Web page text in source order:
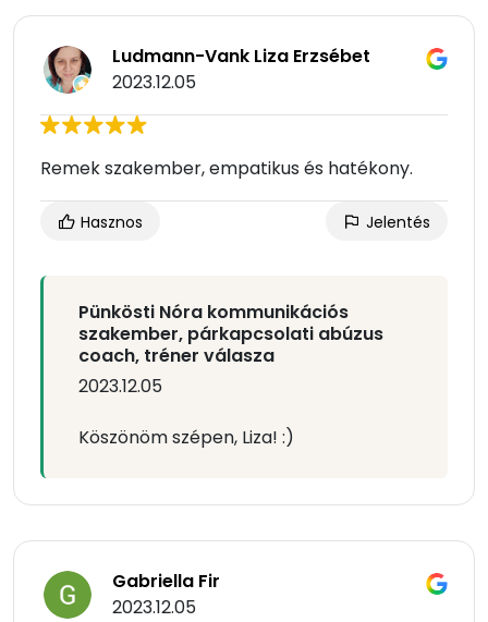
Ludmann-Vank Liza Erzsébet
2023.12.05
Remek szakember, empatikus és hatékony.
Hasznos Jelentés
Pünkösti Nóra kommunikációs
szakember, párkapcsolati abúzus
coach, tréner válasza
2023.12.05
Köszönöm szépen, Liza! :)
Gabriella Fir
2023.12.05